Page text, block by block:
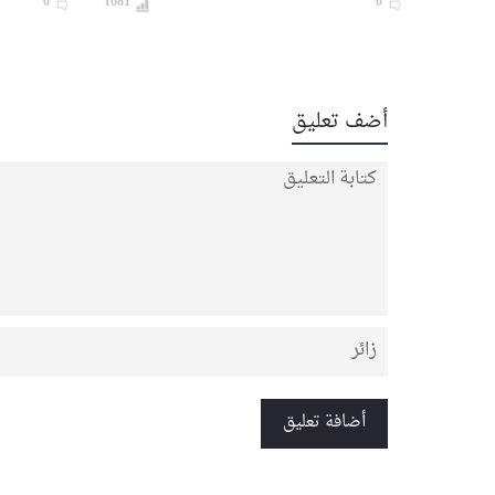
أضف تعليق